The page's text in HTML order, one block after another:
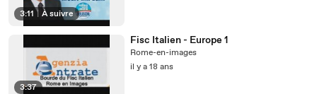
3:11 | À suivre
3:37
Fisc Italien - Europe 1
Rome-en-images
il y a 18 ans